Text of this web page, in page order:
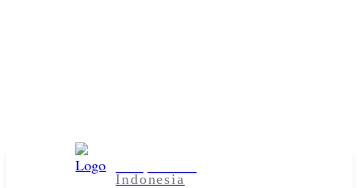
Indonesia